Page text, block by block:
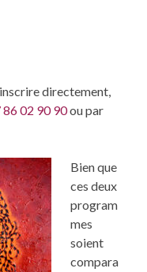
directement,
86 02 90 90ou par
Bien que
ces deux
program
mes
soient
compara